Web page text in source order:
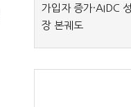
가입자 증가·AIDC
장 본궤도